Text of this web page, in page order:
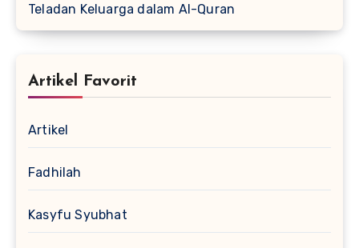
Teladan Keluarga dalam Al-Quran
Artikel Favorit
Artikel
Fadhilah
Kasyfu Syubhat